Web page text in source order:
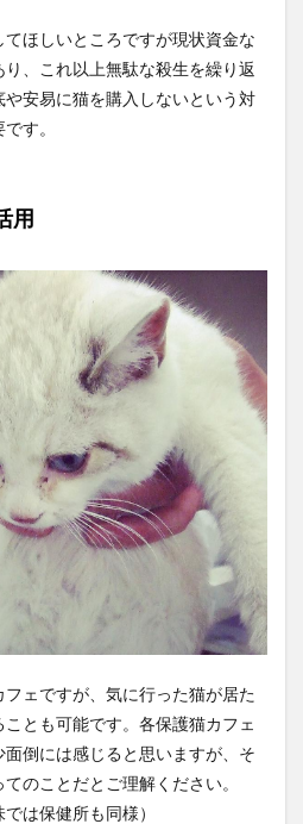
ほしいところですが現状資金な
、これ以上無駄な殺生を繰り返
安易に猫を購入しないという対
す。
用
ェですが、気に行った猫が居た
とも可能です。各保護猫カフェ
倒には感じると思いますが、そ
のことだとご理解ください。
は保健所も同様）